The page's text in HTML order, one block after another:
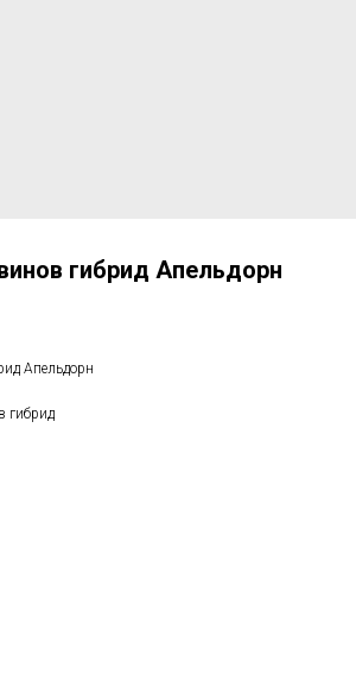
гибрид Апельдорн
Апельдорн
гибрид